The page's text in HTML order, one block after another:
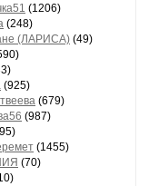
(1206)
(248)
(ЛАРИСА) (49)
(925)
(679)
(987)
(1455)
(70)